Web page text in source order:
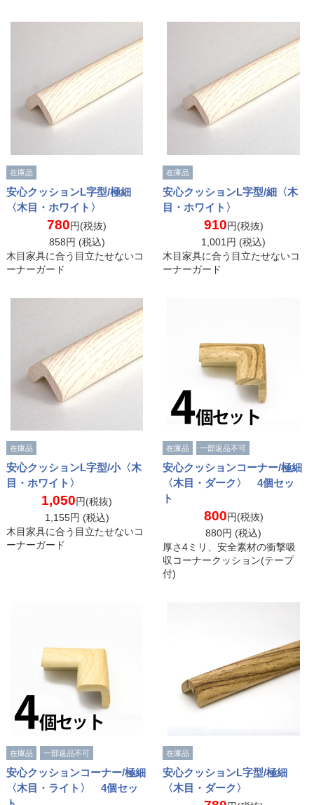
在庫品
安心クッションL字型/極細
〈木目・ホワイト〉
780円(税抜)
858円 (税込)
木目家具に合う目立たせないコ
ーナーガード
在庫品
安心クッションL字型/細〈木
目・ホワイト〉
910円(税抜)
1,001 円 (税込)
木目家具に合う目立たせないコ
ーナーガード
在庫品
安心クッションL字型/小〈木
目・ホワイト〉
1,050円(税抜)
1,155円 (税込)
木目家具に合う目立たせないコ
ーナーガード
在庫品 一部返品不可
安心クッションコーナー/極細
〈木目・ダーク〉 4個セッ
ト
800円(税抜)
880円 (税込)
厚さ4ミリ、安全素材の衝撃吸
収コーナークッション(テープ
付)
在庫品 一部返品不可
安心クッションコーナー/極細
〈木目・ライト〉 4個セッ
在庫品
安心クッションL字型/極細
〈木目・ダーク〉